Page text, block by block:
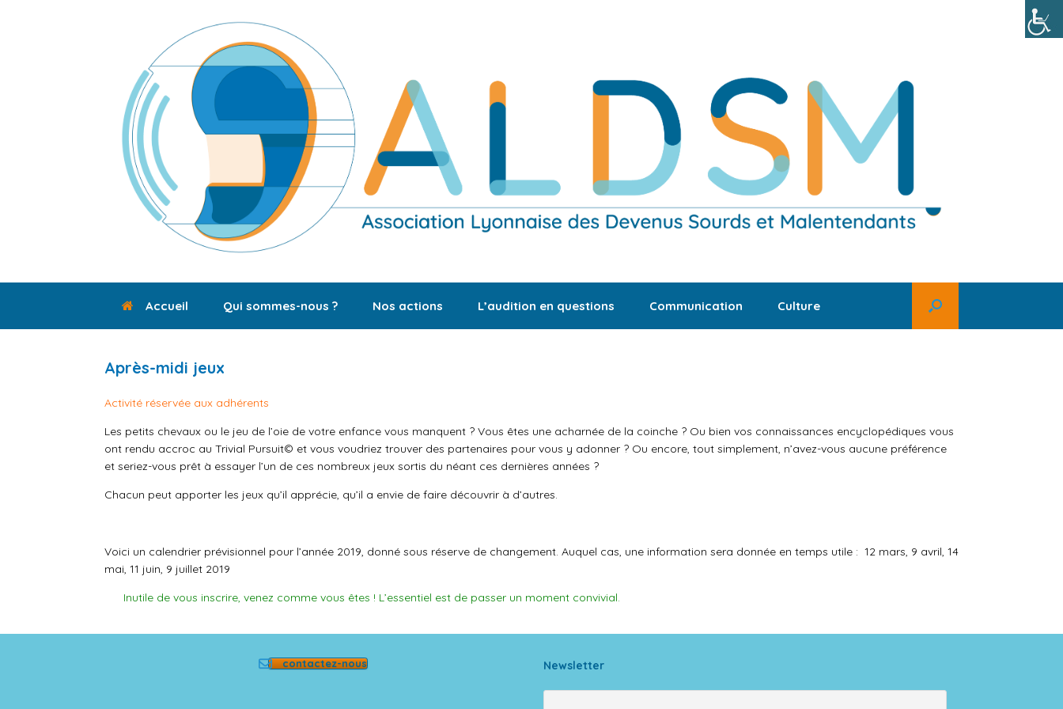
Accueil Qui sommes-nous ? Nos actions L’audition en questions Communication Culture
Après-midi jeux
Activité réservée aux adhérents
Les petits chevaux ou le jeu de l’oie de votre enfance vous manquent ? Vous êtes une acharnée de la coinche ? Ou bien vos connaissances encyclopédiques vous
ont rendu accroc au Trivial Pursuit© et vous voudriez trouver des partenaires pour vous y adonner ? Ou encore, tout simplement, n’avez-vous aucune préférence
et seriez-vous prêt à essayer l’un de ces nombreux jeux sortis du néant ces dernières années ?
Chacun peut apporter les jeux qu’il apprécie, qu’il a envie de faire découvrir à d’autres.
Voici un calendrier prévisionnel pour l’année 2019, donné sous réserve de changement. Auquel cas, une information sera donnée en temps utile : 12 mars, 9 avril, 14
mai, 11 juin, 9 juillet 2019
Inutile de vous inscrire, venez comme vous êtes ! L’essentiel est de passer un moment convivial.
contactez-nous Newsletter